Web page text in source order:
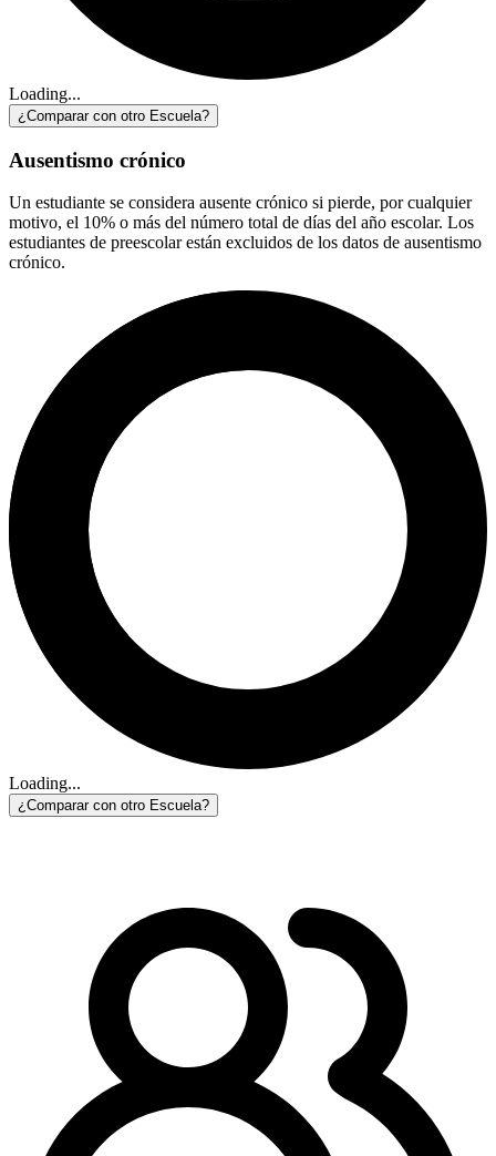
Loading...
¿Comparar con otro Escuela?
Ausentismo crónico
Un estudiante se considera ausente crónico si pierde, por cualquier
motivo, el 10% o más del número total de días del año escolar. Los
estudiantes de preescolar están excluidos de los datos de ausentismo
crónico.
Loading...
¿Comparar con otro Escuela?